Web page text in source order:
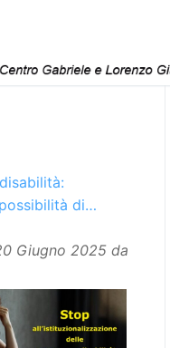
di
Giugno 2025 da